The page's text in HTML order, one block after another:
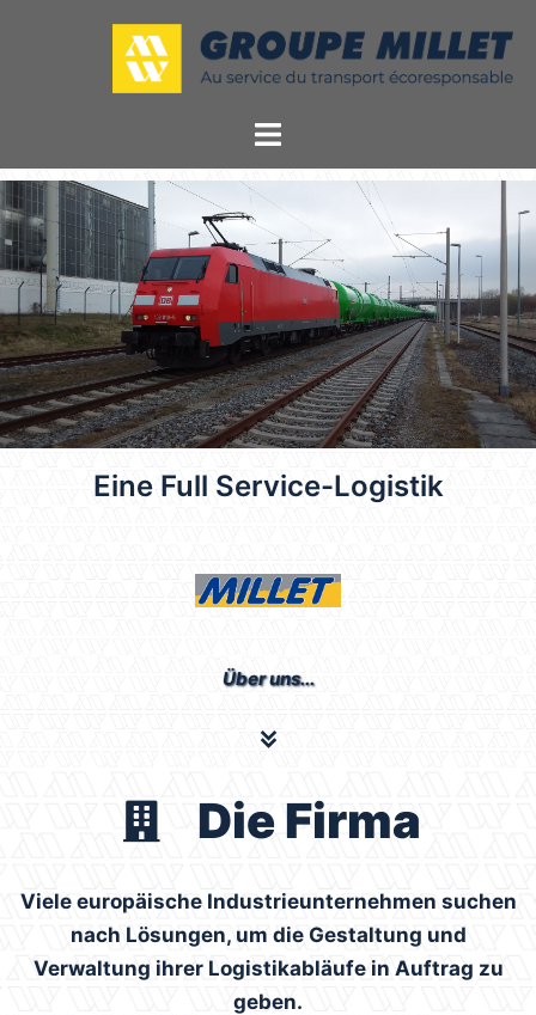
Eine Full Service-Logistik
Über uns...
Die Firma
Viele europäische Industrieunternehmen suchen
nach Lösungen, um die Gestaltung und
Verwaltung ihrer Logistikabläufe in Auftrag zu
geben.